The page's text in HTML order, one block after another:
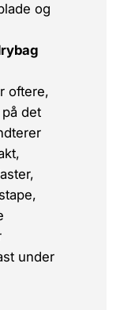
og
oftere,
det
under